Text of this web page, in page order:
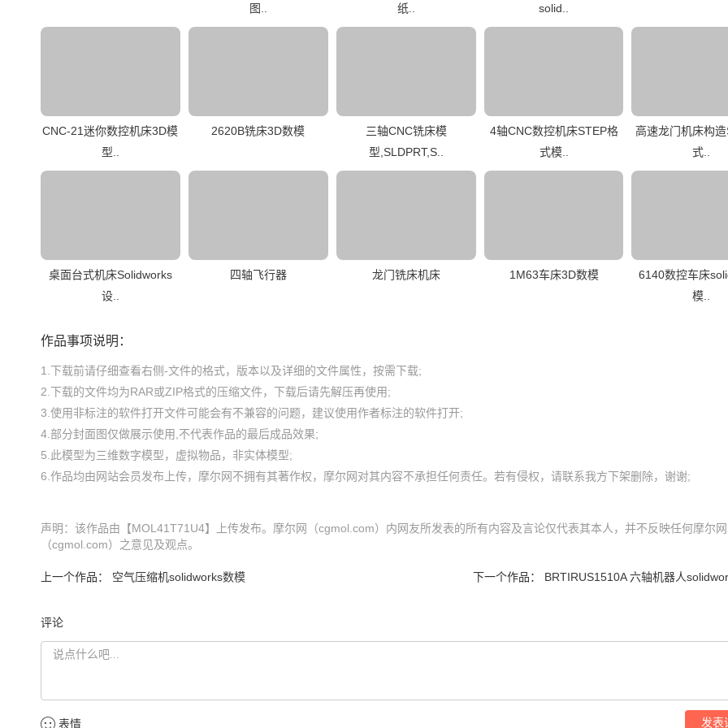
图..
纸..
solid..
CNC-21迷你数控机床3D模
型..
2620В铣床3D数模
三轴CNC铣床模
型,SLDPRT,S..
4轴CNC数控机床STEP格
式模..
高速龙门机床构
式..
桌面台式机床Solidworks
设..
四轴飞行器 龙门铣床机床 1M63车床3D数模
6140数控车床
模..
作品事项说明：
1.下载前请仔细查看右侧-文件的格式，版本以及详细的文件属性，按需下载;
2.下载的文件均为RAR或ZIP格式的压缩文件，下载后请先解压再使用;
3.使用非标注的软件打开文件可能会有不兼容的问题，建议使用作者标注的软件打开;
4.部分封面图仅做展示使用,不代表作品的最后成品效果;
5.此模型为三维数字模型，虚拟物品，非实体模型;
声明：该作品由【MOL41T71U4】上传发布。摩尔网（cgmol.com）内网友所发表的所有内容及言论仅代表其本人，并不反映任何摩尔网
（cgmol.com）之意见及观点。
上一个作品： 空气压缩机solidworks数模 下一个作品： BRTIRUS1510A 六轴机器人
评论
发表
表情